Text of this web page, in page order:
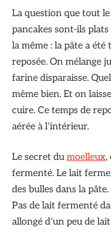
La question que tout
pancakes sont-ils
la même : la pâte a été
reposée. On mélange
farine disparaisse.
même bien. Et on
cuire. Ce temps de
aérée à l’intérieur.
Le secret du moelleux,
fermenté. Le lait
des bulles dans la pâte.
Pas de lait fermenté
allongé d’un peu de